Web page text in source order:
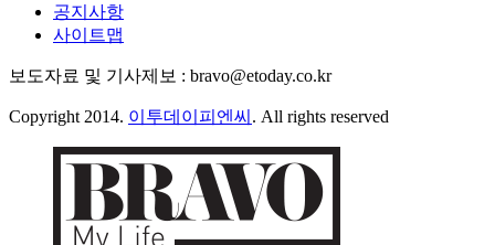
공지사항
사이트맵
보도자료 및 기사제보 : bravo@etoday.co.kr
Copyright 2014. 이투데이피엔씨 . All rights reserved